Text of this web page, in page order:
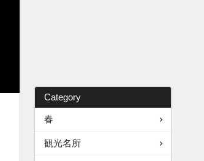
Category
春
観光名所